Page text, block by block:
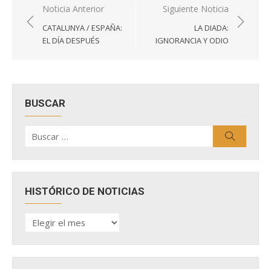
Navegación
de
entradas
Noticia Anterior
CATALUNYA / ESPAÑA:
EL DÍA DESPUÉS
Siguiente Noticia
LA DIADA:
IGNORANCIA Y ODIO
BUSCAR
por:
HISTÓRICO DE NOTICIAS
HISTÓRICO
DE